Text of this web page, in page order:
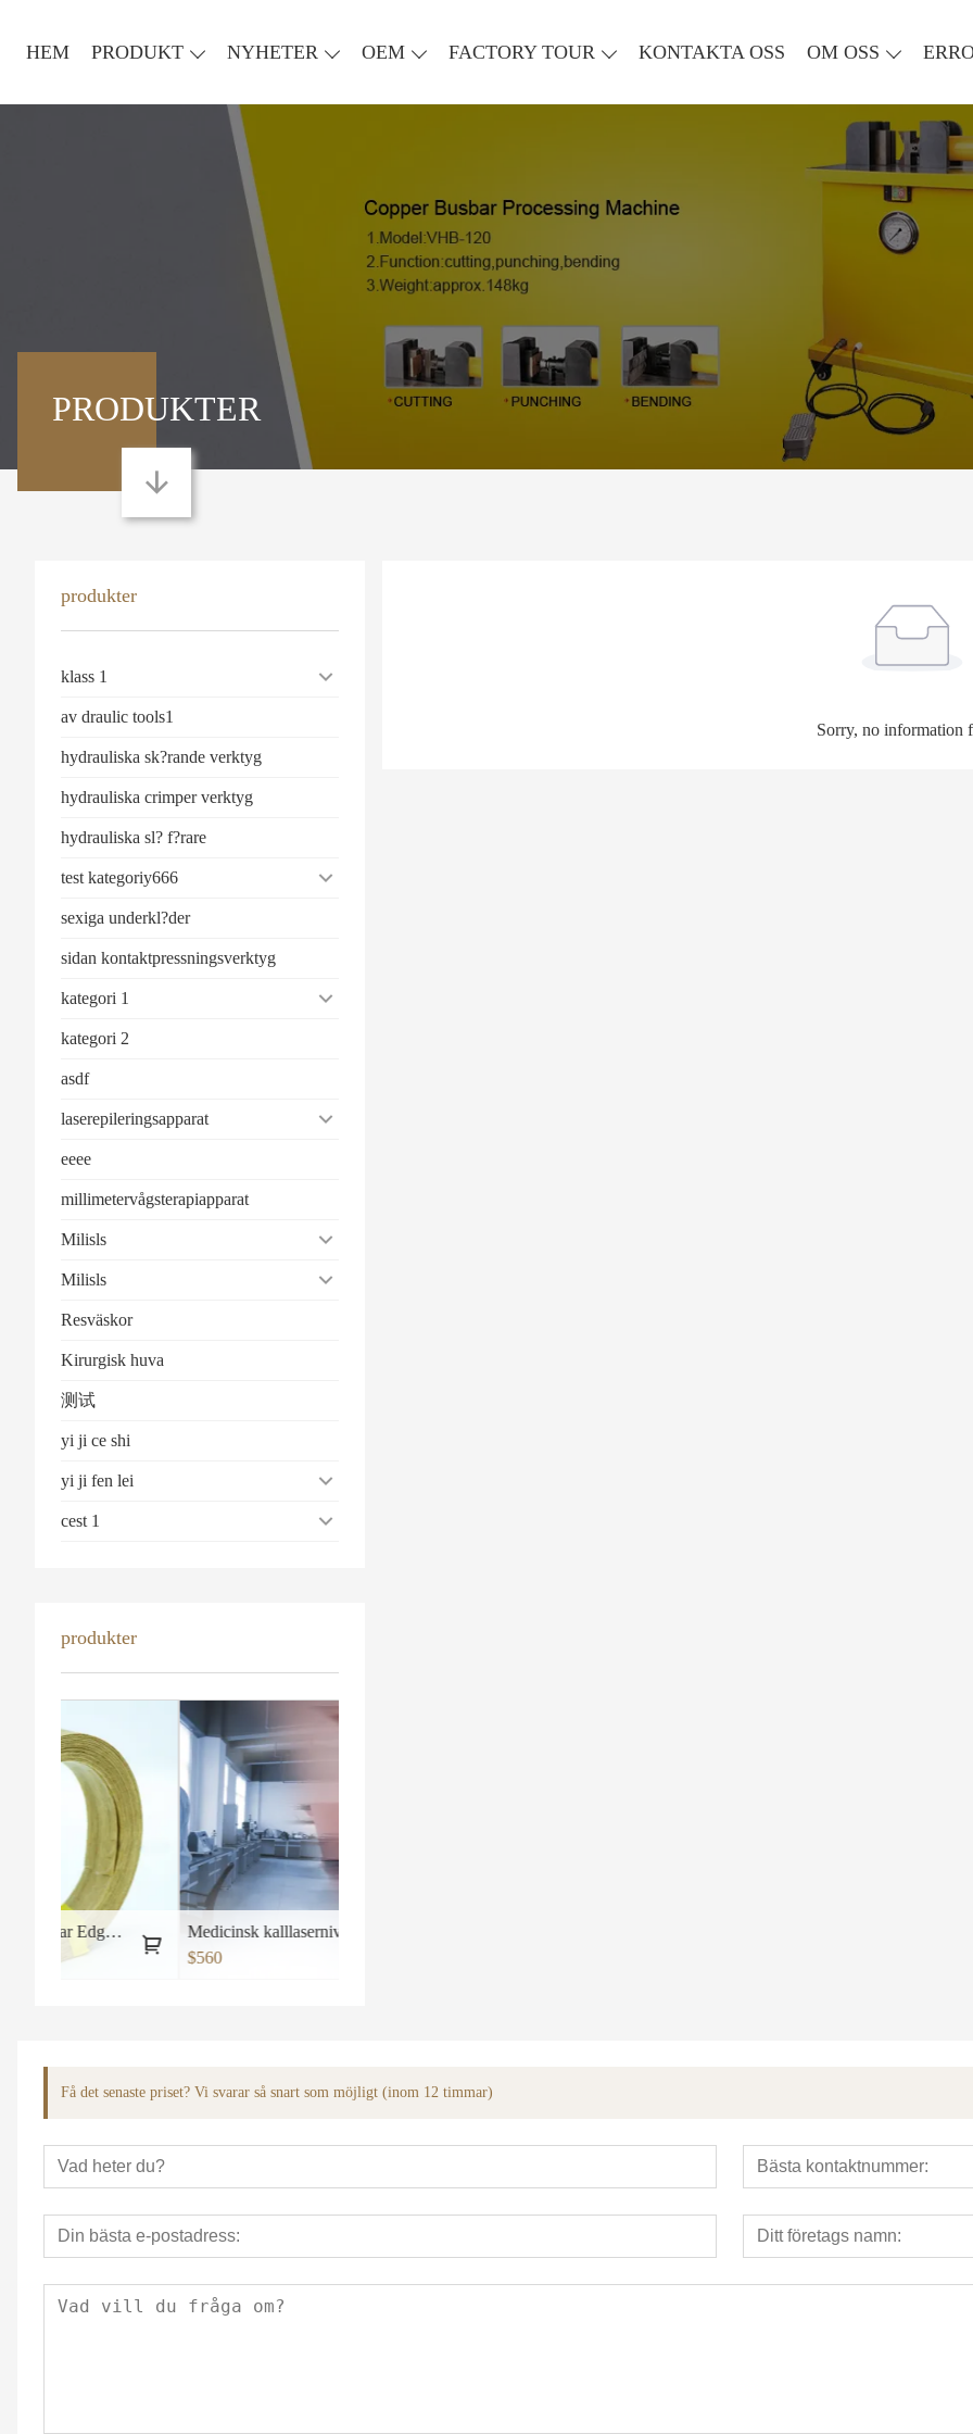
HEM PRODUKT NYHETER OEM FACTORY TOUR KONTAKTA OSS OM OSS
PRODUKTER
produkter
klass 1
av draulic tools1
hydrauliska sk?rande verktyg
hydrauliska crimper verktyg
hydrauliska sl? f?rare
test kategoriy666
sexiga underkl?der
sidan kontaktpressningsverktyg
kategori 1
kategori 2
asdf
laserepileringsapparat
eeee
millimetervågsterapiapparat
Milisls
Milisls
Resväskor
Kirurgisk huva
测试
yi ji ce shi
yi ji fen lei
cest 1
produkter
Medicinsk kalllasernivåutrustning Terapimaskin No2
$560
Sorry, no information
Få det senaste priset? Vi svarar så snart som möjligt (inom 12 timmar)